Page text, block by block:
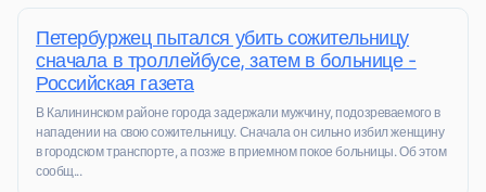
Петербуржец пытался убить сожительницу
сначала в троллейбусе, затем в больнице -
Российская газета
В Калининском районе города задержали мужчину, подозреваемого в
нападении на свою сожительницу. Сначала он сильно избил женщину
в городском транспорте, а позже в приемном покое больницы. Об этом
сообщ...